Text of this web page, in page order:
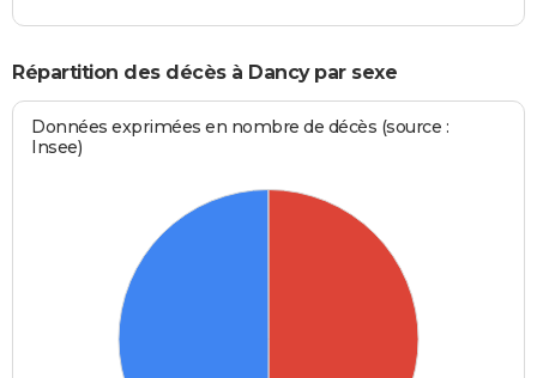
Répartition des décès à Dancy par sexe
Données exprimées en nombre de décès (source :
Insee)